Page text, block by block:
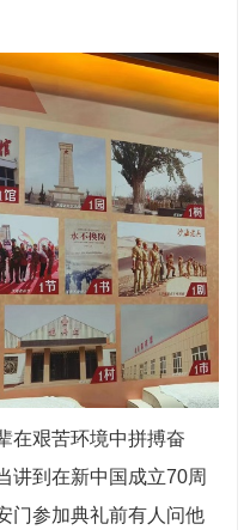
在艰苦环境中拼搏奋
讲到在新中国成立70周
门参加典礼前有人问他